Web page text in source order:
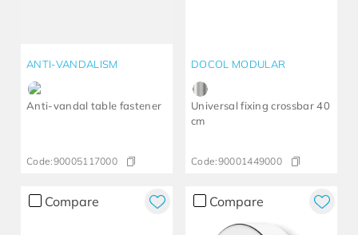
ANTI-VANDALISM
Anti-vandal table fastener
Code:90005117000
DOCOL MODULAR
Universal fixing crossbar 40
cm
Code:90001449000
Compare Compare